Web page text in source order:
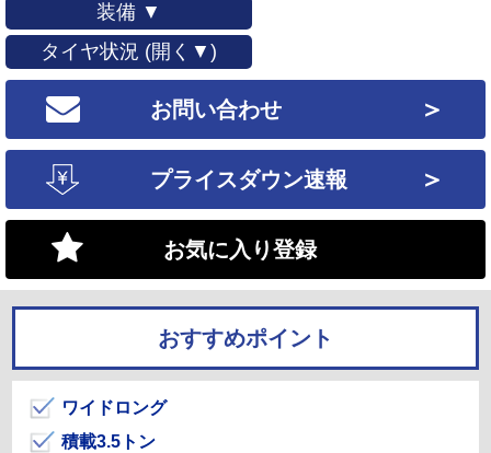
装備 ▼
タイヤ状況 (開く▼)
お問い合わせ ＞
プライスダウン速報 ＞
お気に入り登録
おすすめポイント
ワイドロング
積載3.5トン